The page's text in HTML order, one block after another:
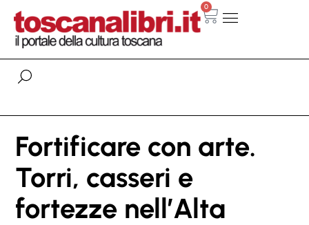
0
Fortificare con arte.
Torri, casseri e
fortezze nell’Alta